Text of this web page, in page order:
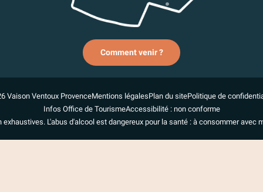
Comment venir ?
Vaison Ventoux ProvenceMentions légalesPlan du sitePolitique de
Infos Office de TourismeAccessibilité : non conforme
exhaustives. L'abus d'alcool est dangereux pour la santé : à consommer avec